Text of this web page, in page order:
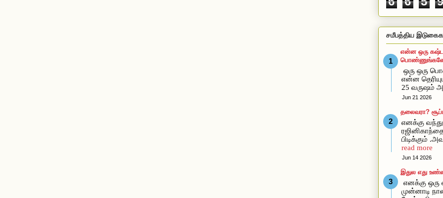
சமீபத்திய
என்ன ஒரு
ஒரு ஒரு
என்ன
25 வருஷம்
Jun 21 2026
தலைவரா?
எனக்கு
பிடிக்கும்
read more
Jun 14 2026
இதுல எது
எனக்கு ஒரு
முன்னாடி